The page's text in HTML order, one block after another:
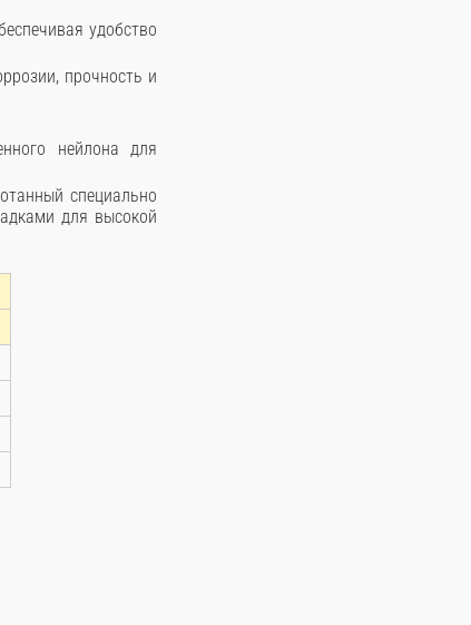
удобство
прочность и
нейлона для
специально
для высокой